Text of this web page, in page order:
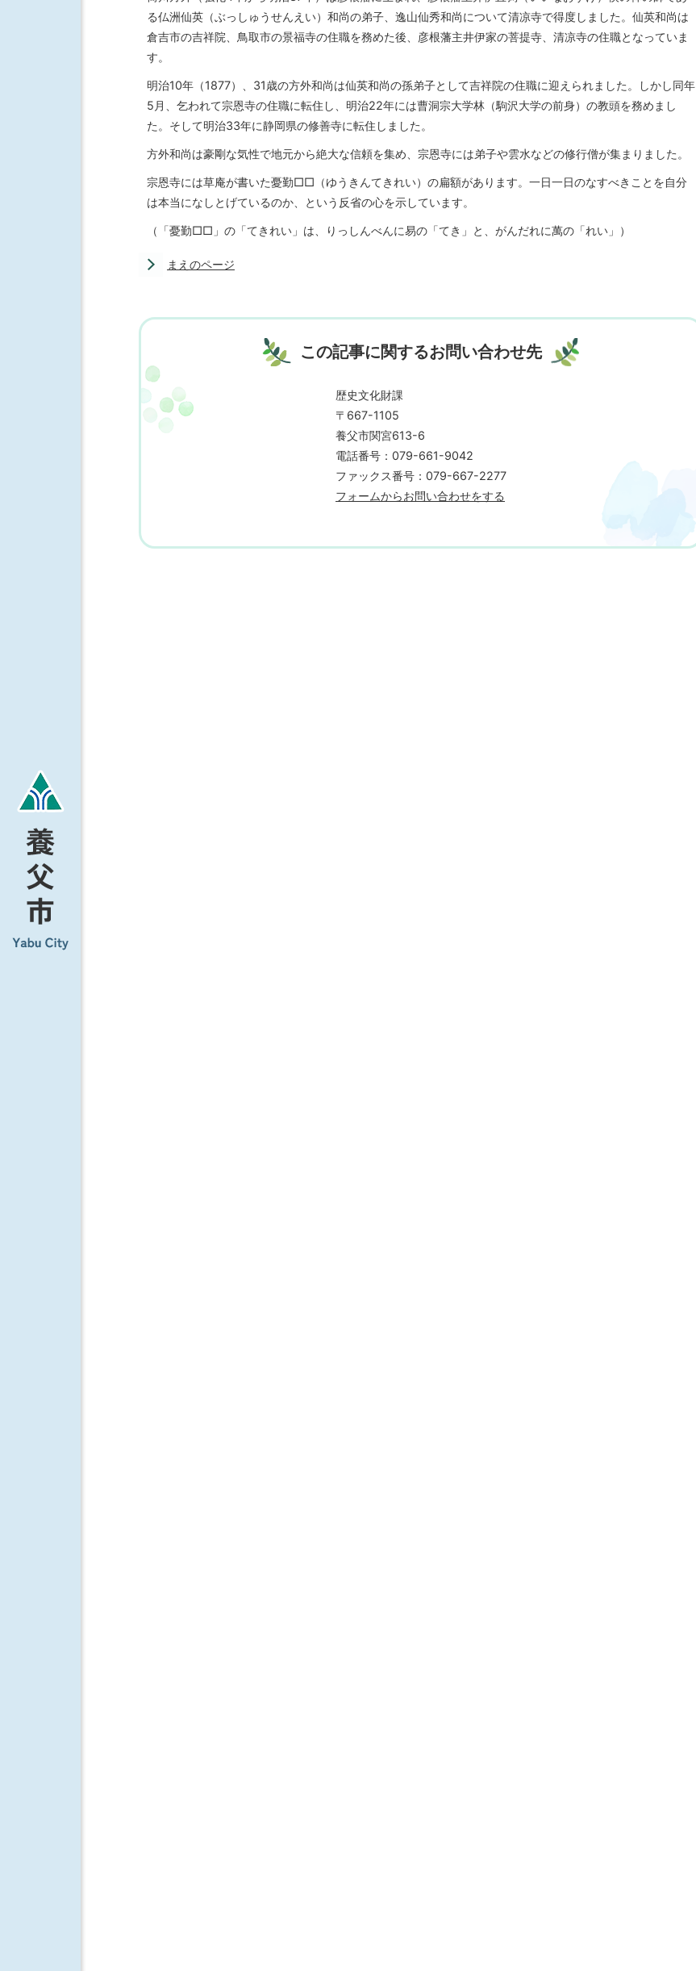
る仏洲仙英（ぶっしゅうせんえい）和尚の弟子、逸山仙秀和尚について清凉寺で得度しました。仙英和尚は
倉吉市の吉祥院、鳥取市の景福寺の住職を務めた後、彦根藩主井伊家の菩提寺、清凉寺の住職となっていま
す。
明治10年（1877）、31歳の方外和尚は仙英和尚の孫弟子として吉祥院の住職に迎えられました。しかし同年
5月、乞われて宗恩寺の住職に転住し、明治22年には曹洞宗大学林（駒沢大学の前身）の教頭を務めまし
た。そして明治33年に静岡県の修善寺に転住しました。
方外和尚は豪剛な気性で地元から絶大な信頼を集め、宗恩寺には弟子や雲水などの修行僧が集まりました。
宗恩寺には草庵が書いた憂勤□□（ゆうきんてきれい）の扁額があります。一日一日のなすべきことを自分
は本当になしとげているのか、という反省の心を示しています。
（「憂勤□□」の「てきれい」は、りっしんべんに易の「てき」と、がんだれに萬の「れい」）
まえのページ
この記事に関するお問い合わせ先
歴史文化財課
〒667-1105
養父市関宮613-6
電話番号：079-661-9042
ファックス番号：079-667-2277
フォームからお問い合わせをする